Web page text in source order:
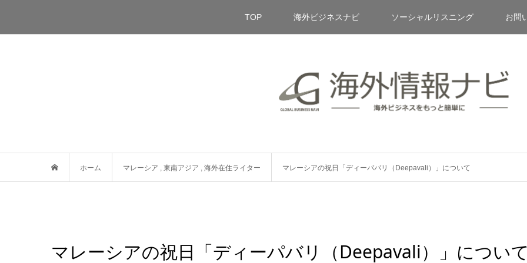
TOP 海外ビジネスナビ ソーシャルリスニング お問
ホーム マレーシア , 東南アジア , 海外在住ライター マレーシアの祝日「ディーパバリ（Deepavali）」について
マレーシアの祝日「ディーパバリ（Deepavali）」について